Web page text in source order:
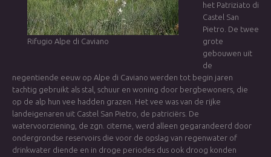
Rifugio Alpe di Caviano
het Patriziato di
Castel San
Pietro. De twee
grote
gebouwen uit
de
negentiende eeuw op Alpe di Caviano werden tot begin jaren
tachtig gebruikt als stal, schuur en woning door bergbewoners, die
op de alp hun vee hadden grazen. Het vee was van de rijke
landeigenaren uit Castel San Pietro, de patriciërs. De
watervoorziening, de zgn. citerne, werd alleen gegarandeerd door
ondergrondse reservoirs die voor de opslag van regenwater of
drinkwater diende en in droge periodes dus ook droog konden